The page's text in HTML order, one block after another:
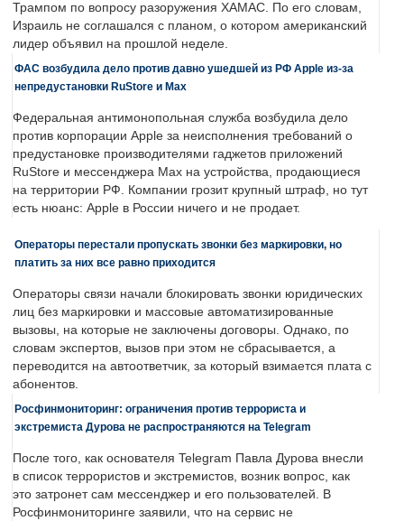
Трампом по вопросу разоружения ХАМАС. По его словам,
Израиль не соглашался с планом, о котором американский
лидер объявил на прошлой неделе.
ФАС возбудила дело против давно ушедшей из РФ Apple из-за
непредустановки RuStore и Max
Федеральная антимонопольная служба возбудила дело
против корпорации Apple за неисполнения требований о
предустановке производителями гаджетов приложений
RuStore и мессенджера Max на устройства, продающиеся
на территории РФ. Компании грозит крупный штраф, но тут
есть нюанс: Apple в России ничего и не продает.
Операторы перестали пропускать звонки без маркировки, но
платить за них все равно приходится
Операторы связи начали блокировать звонки юридических
лиц без маркировки и массовые автоматизированные
вызовы, на которые не заключены договоры. Однако, по
словам экспертов, вызов при этом не сбрасывается, а
переводится на автоответчик, за который взимается плата с
абонентов.
Росфинмониторинг: ограничения против террориста и
экстремиста Дурова не распространяются на Telegram
После того, как основателя Telegram Павла Дурова внесли
в список террористов и экстремистов, возник вопрос, как
это затронет сам мессенджер и его пользователей. В
Росфинмониторинге заявили, что на сервис не